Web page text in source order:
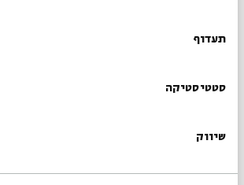
תעדוף
סטטיסטיקה
שיווק